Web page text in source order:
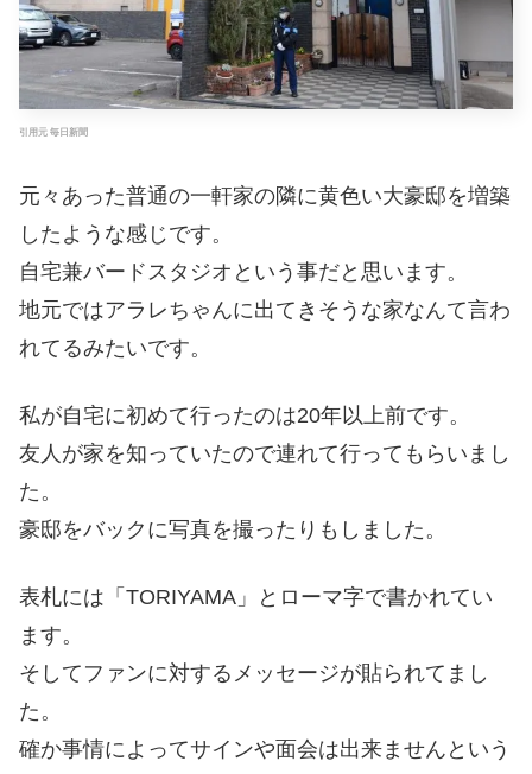
引用元 毎日新聞
元々あった普通の一軒家の隣に黄色い大豪邸を増築
したような感じです。
自宅兼バードスタジオという事だと思います。
地元ではアラレちゃんに出てきそうな家なんて言わ
れてるみたいです。
私が自宅に初めて行ったのは20年以上前です。
友人が家を知っていたので連れて行ってもらいまし
た。
豪邸をバックに写真を撮ったりもしました。
表札には「TORIYAMA」とローマ字で書かれてい
ます。
そしてファンに対するメッセージが貼られてまし
た。
確か事情によってサインや面会は出来ませんという